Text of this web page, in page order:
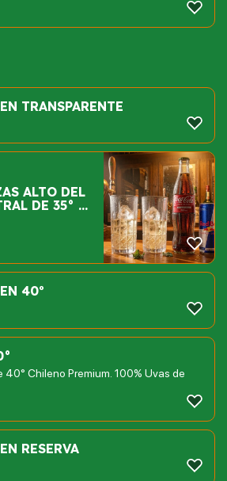
TRANSPARENTE
ALTO DEL
DE 35° +
Y 1 RED
40º
40° Chileno Premium. 100% Uvas de
RESERVA